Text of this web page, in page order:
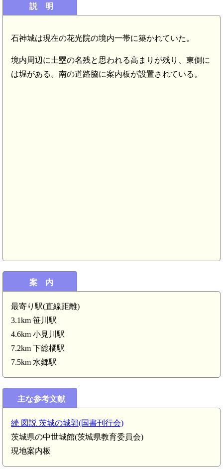
説 明
石神城は現在の花光院の境内一帯に築かれていた。
境内周辺に土塁の名残と思われる高まりが残り、東側に
は堀がある。南の道路脇に案内板が設置されている。
案 内
最寄り駅(直線距離)
3.1km 笹川駅
4.6km 小見川駅
7.2km 下総橘駅
7.5km 水郷駅
主な参考文献
続 図説 茨城の城郭(国書刊行会)
茨城県の中世城館(茨城県教育委員会)
現地案内板